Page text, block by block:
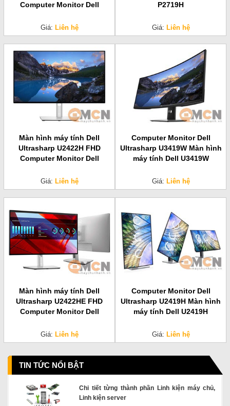
Computer Monitor Dell
Giá: Liên hệ
P2719H
Giá: Liên hệ
Màn hình máy tính Dell
Ultrasharp U2422H FHD
Computer Monitor Dell
Giá: Liên hệ
Computer Monitor Dell
Ultrasharp U3419W Màn hình
máy tính Dell U3419W
Giá: Liên hệ
Màn hình máy tính Dell
Ultrasharp U2422HE FHD
Computer Monitor Dell
Giá: Liên hệ
Computer Monitor Dell
Ultrasharp U2419H Màn hình
máy tính Dell U2419H
Giá: Liên hệ
TIN TỨC NỔI BẬT
Chi tiết từng thành phần Linh kiện máy chủ,
Linh kiện server